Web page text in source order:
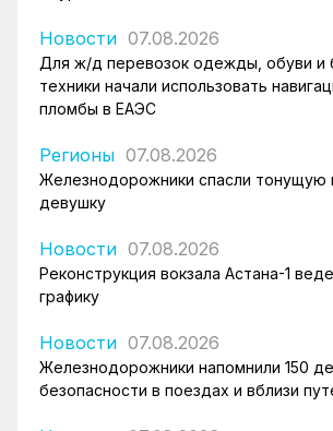
Новости 07.08.2026
Для ж/д перевозок одежды, обуви и
техники начали использовать
пломбы в ЕАЭС
Регионы 07.08.2026
Железнодорожники спасли тонущую
девушку
Новости 07.08.2026
Реконструкция вокзала Астана-1
графику
Новости 07.08.2026
Железнодорожники напомнили 150
безопасности в поездах и вблизи